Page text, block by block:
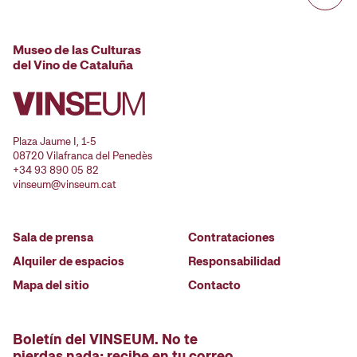
Museo de las Culturas
del Vino de Cataluña
Plaza Jaume I, 1-5
08720 Vilafranca del Penedès
+34 93 890 05 82
vinseum@vinseum.cat
Sala de prensa
Alquiler de espacios
Mapa del sitio
Contrataciones
Responsabilidad
Contacto
Boletín del VINSEUM. No te